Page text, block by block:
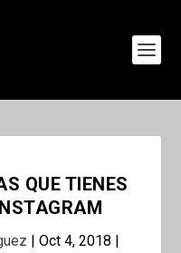
QUE TIENES
| Oct 4, 2018 |